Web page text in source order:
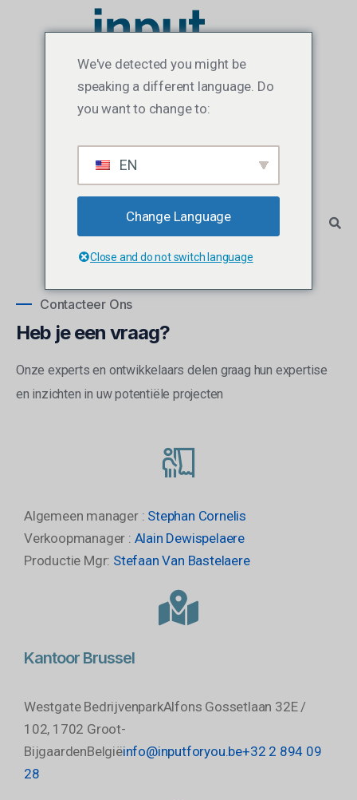
Contacteer Ons
Heb je een vraag?
Onze experts en ontwikkelaars delen graag hun expertise
en inzichten in uw potentiële projecten
Algemeen manager : Stephan Cornelis
Verkoopmanager : Alain Dewispelaere
Productie Mgr: Stefaan Van Bastelaere
Kantoor Brussel
Westgate BedrijvenparkAlfons Gossetlaan 32E /
102, 1702 Groot-
BijgaardenBelgiëinfo@inputforyou.be+32 2 894 09
28
We've detected you might be
speaking a different language. Do
you want to change to:
EN
Change Language
Close and do not switch language